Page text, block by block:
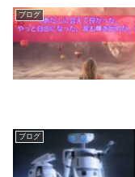
ブログ
ブログ